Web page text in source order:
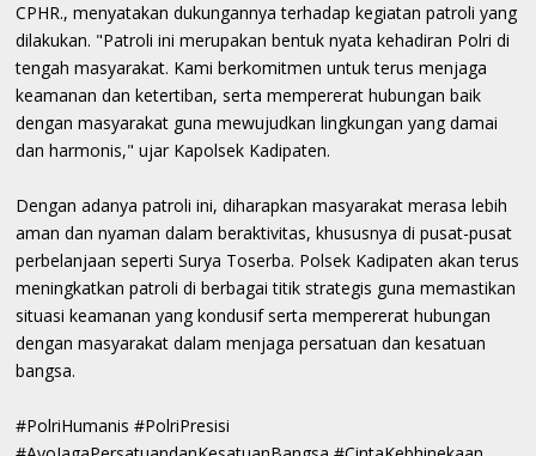
CPHR., menyatakan dukungannya terhadap kegiatan patroli yang
dilakukan. "Patroli ini merupakan bentuk nyata kehadiran Polri di
tengah masyarakat. Kami berkomitmen untuk terus menjaga
keamanan dan ketertiban, serta mempererat hubungan baik
dengan masyarakat guna mewujudkan lingkungan yang damai
dan harmonis," ujar Kapolsek Kadipaten.
Dengan adanya patroli ini, diharapkan masyarakat merasa lebih
aman dan nyaman dalam beraktivitas, khususnya di pusat-pusat
perbelanjaan seperti Surya Toserba. Polsek Kadipaten akan terus
meningkatkan patroli di berbagai titik strategis guna memastikan
situasi keamanan yang kondusif serta mempererat hubungan
dengan masyarakat dalam menjaga persatuan dan kesatuan
bangsa.
#PolriHumanis #PolriPresisi